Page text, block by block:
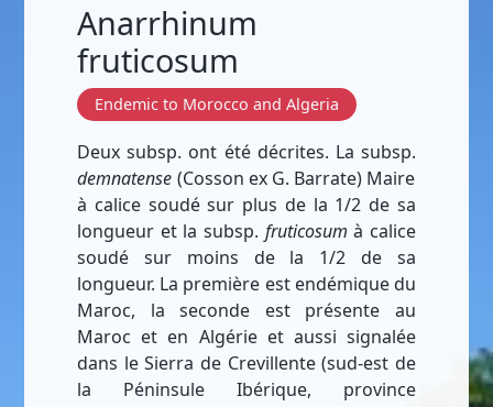
Anarrhinum
fruticosum
Endemic to Morocco and Algeria
Deux subsp. ont été décrites. La subsp.
demnatense (Cosson ex G. Barrate) Maire
à calice soudé sur plus de la 1/2 de sa
longueur et la subsp. fruticosum à calice
soudé sur moins de la 1/2 de sa
longueur. La première est endémique du
Maroc, la seconde est présente au
Maroc et en Algérie et aussi signalée
dans le Sierra de Crevillente (sud-est de
la Péninsule Ibérique, province